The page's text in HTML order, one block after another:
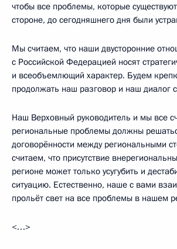
чтобы все проблемы, которые
стороне, до сегодняшнего дня были
Мы считаем, что наши двусторонние
с Российской Федерацией носят
и всеобъемлющий характер. Будем
продолжать наш разговор и наш диалог
Наш Верховный руководитель и мы все
региональные проблемы должны
договорённости между региональными
считаем, что присутствие
регионе может только усугубить и
ситуацию. Естественно, наше с вами
прольёт свет на все проблемы в нашем
<…>